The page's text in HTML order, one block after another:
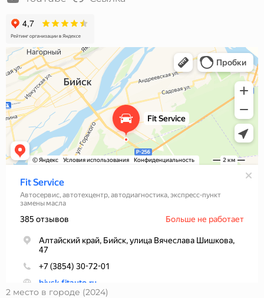
2 место в городе (2024)